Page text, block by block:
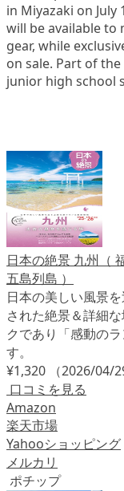
in Miyazaki on July
will be available to
gear, while
on sale. Part of
junior high school
日本の絶景 九州（
五島列島 ）
日本の美しい風景
された絶景＆詳細
クであり「感動の
す。
¥1,320
（2026/04/
口コミを見る
Amazon
楽天市場
Yahooショッピング
メルカリ
ポチップ